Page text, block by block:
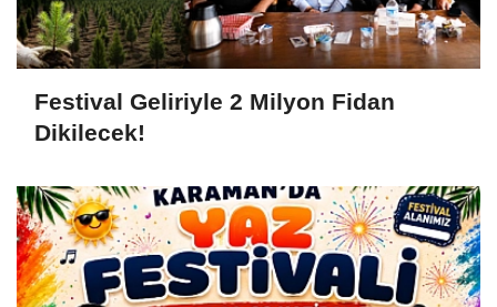
Festival Geliriyle 2 Milyon Fidan
Dikilecek!